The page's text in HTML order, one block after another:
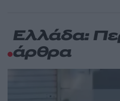
Ελλάδα:
άρθρα